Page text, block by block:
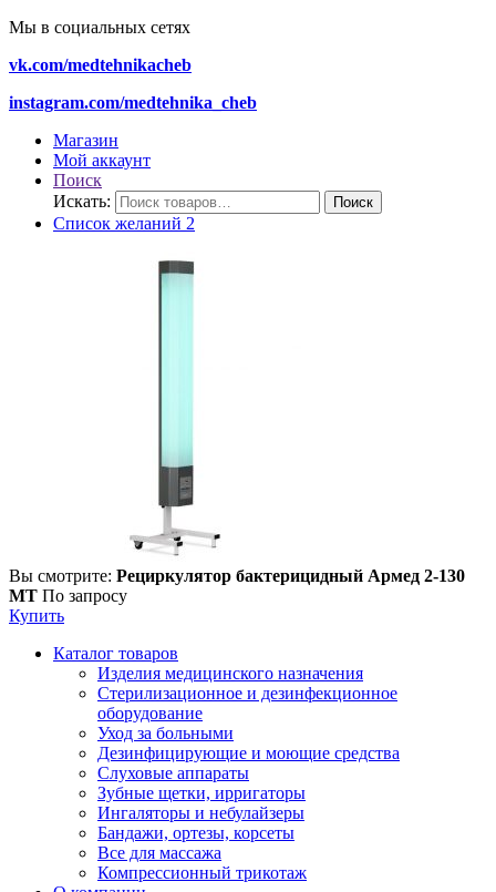
Мы в социальных сетях
vk.com/medtehnikacheb
instagram.com/medtehnika_cheb
Магазин
Мой аккаунт
Поиск
Искать:
Поиск
Список желаний 2
Вы смотрите: Рециркулятор бактерицидный Армед 2-130
МТ По запросу
Купить
Каталог товаров
Изделия медицинского назначения
Стерилизационное и дезинфекционное
оборудование
Уход за больными
Дезинфицирующие и моющие средства
Слуховые аппараты
Зубные щетки, ирригаторы
Ингаляторы и небулайзеры
Бандажи, ортезы, корсеты
Все для массажа
Компрессионный трикотаж